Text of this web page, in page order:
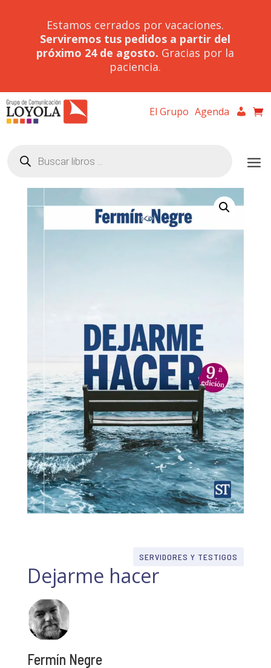
Estamos cerrados por vacaciones.
Serviremos tus pedidos a partir del
próximo 24 de agosto. Gracias por la
paciencia.
El Grupo Agenda
productos
SERVIDORES Y TESTIGOS
Dejarme hacer
Fermín Negre